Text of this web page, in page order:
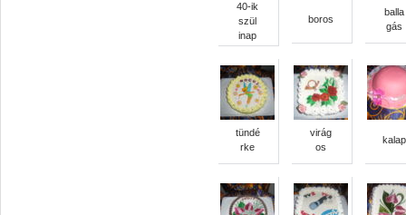
40-ik
szül
inap
boros
balla
gás
tündé
rke
virág
os
kalap